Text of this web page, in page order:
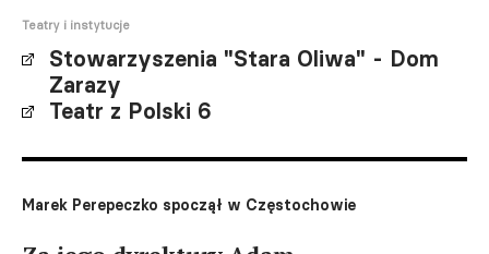
Teatry i instytucje
Stowarzyszenia "Stara Oliwa" - Dom
Zarazy
Teatr z Polski 6
Marek Perepeczko spoczął w Częstochowie